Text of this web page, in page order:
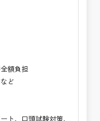
額負担
ど
ト、口頭試験対策、